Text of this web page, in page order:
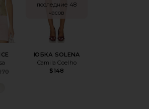
Sale price:
последние 48
часов
ЮБКА SOLENA
Camila Coelho
$148